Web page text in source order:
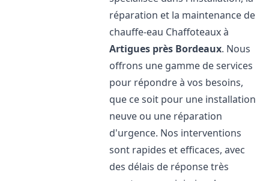
réparation et la maintenance de
chauffe-eau Chaffoteaux à
Artigues près Bordeaux. Nous
offrons une gamme de services
pour répondre à vos besoins,
que ce soit pour une installation
neuve ou une réparation
d'urgence. Nos interventions
sont rapides et efficaces, avec
des délais de réponse très